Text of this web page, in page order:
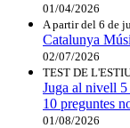
01/04/2026
A partir del 6 de
Catalunya
02/07/2026
TEST DE
Juga al nivell 5
10 preguntes
01/08/2026